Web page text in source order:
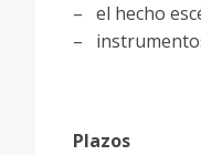
– el hecho
–
Plazos